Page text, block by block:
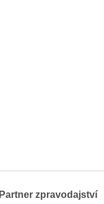
Partner zpravodajství